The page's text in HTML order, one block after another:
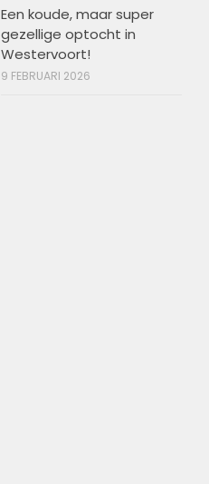
Een koude, maar super
gezellige optocht in
Westervoort!
9 FEBRUARI 2026